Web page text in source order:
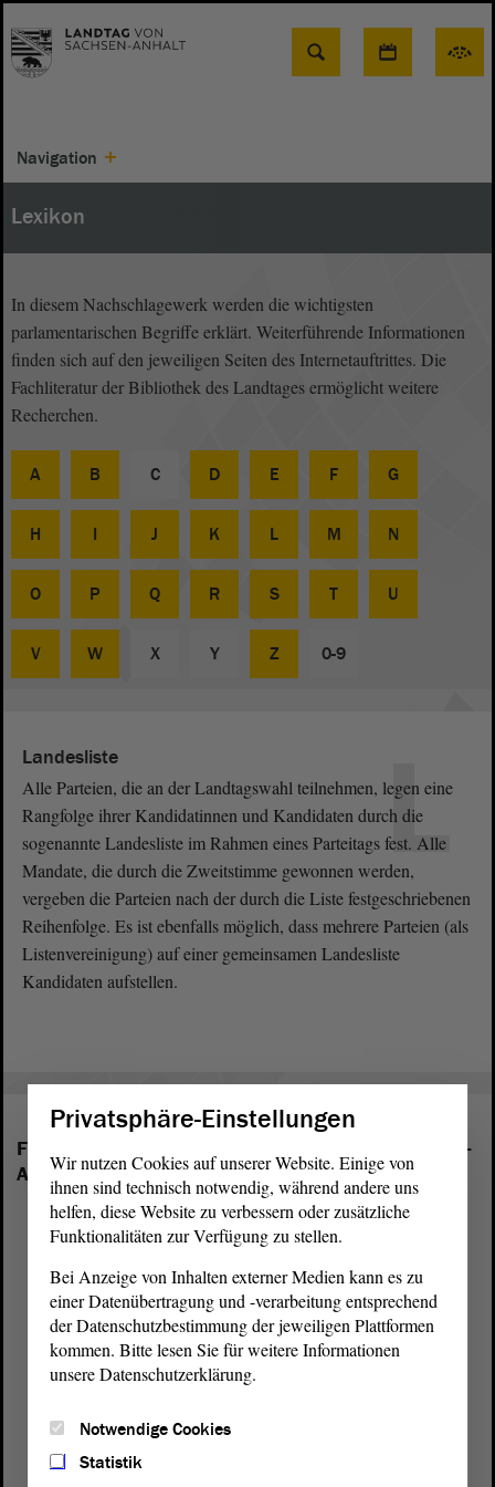
Suche
Navigation
Lexikon
In diesem Nachschlagewerk werden die wichtigsten
parlamentarischen Begriffe erklärt. Weiterführende Informationen
finden sich auf den jeweiligen Seiten des Internetauftrittes. Die
Fachliteratur der Bibliothek des Landtages ermöglicht weitere
Recherchen.
A B C D E F G
H I J K L M N
O P Q R S T U
V W X Y Z 0-9
L
Landesliste
Alle Parteien, die an der Landtagswahl teilnehmen, legen eine
Rangfolge ihrer Kandidatinnen und Kandidaten durch die
sogenannte Landesliste im Rahmen eines Parteitags fest. Alle
Mandate, die durch die Zweitstimme gewonnen werden,
vergeben die Parteien nach der durch die Liste festgeschriebenen
Reihenfolge. Es ist ebenfalls möglich, dass mehrere Parteien (als
Listenvereinigung) auf einer gemeinsamen Landesliste
Kandidaten aufstellen.
Folgende Fraktionen sind im Landtag von Sachsen-
Anhalt vertreten:
Privatsphäre-Einstellungen
Wir nutzen Cookies auf unserer Website. Einige von
ihnen sind technisch notwendig, während andere uns
helfen, diese Website zu verbessern oder zusätzliche
Funktionalitäten zur Verfügung zu stellen.
Bei Anzeige von Inhalten externer Medien kann es zu
einer Datenübertragung und -verarbeitung entsprechend
der Datenschutzbestimmung der jeweiligen Plattformen
kommen. Bitte lesen Sie für weitere Informationen
unsere Datenschutzerklärung.
Notwendige Cookies
Statistik